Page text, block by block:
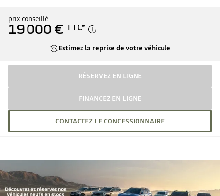
prix conseillé
19 000 € TTC*
Estimez la reprise de votre véhicule
RÉSERVEZ EN LIGNE
FINANCEZ EN LIGNE
CONTACTEZ LE CONCESSIONNAIRE